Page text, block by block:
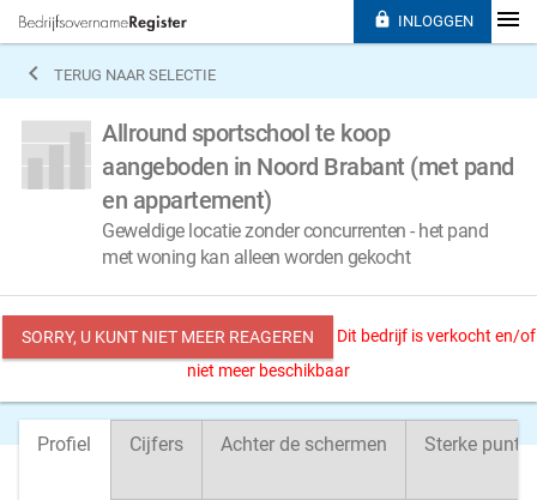
 TERUG NAAR SELECTIE
Allround sportschool te koop
aangeboden in Noord Brabant (met pand
en appartement)
Geweldige locatie zonder concurrenten - het pand
met woning kan alleen worden gekocht
SORRY, U KUNT NIET MEER REAGEREN
Dit bedrijf is verkocht en/of
niet meer beschikbaar
Profiel Cijfers Achter de schermen Sterke
 INLOGGEN